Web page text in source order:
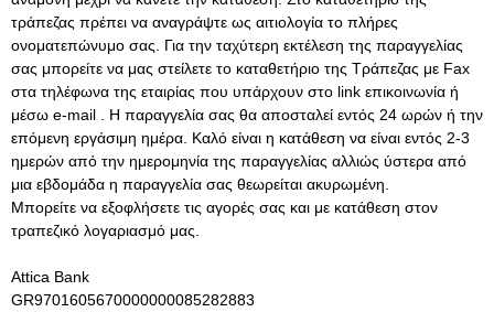
τράπεζας πρέπει να αναγράψτε ως αιτιολογία το πλήρες
ονοματεπώνυμο σας. Για την ταχύτερη εκτέλεση της παραγγελίας
σας μπορείτε να μας στείλετε τo καταθετήριο της Τράπεζας με Fax
στα τηλέφωνα της εταιρίας που υπάρχουν στο link επικοινωνία ή
μέσω e-mail . Η παραγγελία σας θα αποσταλεί εντός 24 ωρών ή την
επόμενη εργάσιμη ημέρα. Καλό είναι η κατάθεση να είναι εντός 2-3
ημερών από την ημερομηνία της παραγγελίας αλλιώς ύστερα από
μια εβδομάδα η παραγγελία σας θεωρείται ακυρωμένη.
Μπορείτε να εξοφλήσετε τις αγορές σας και με κατάθεση στον
τραπεζικό λογαριασμό μας.
Attica Bank
GR9701605670000000085282883